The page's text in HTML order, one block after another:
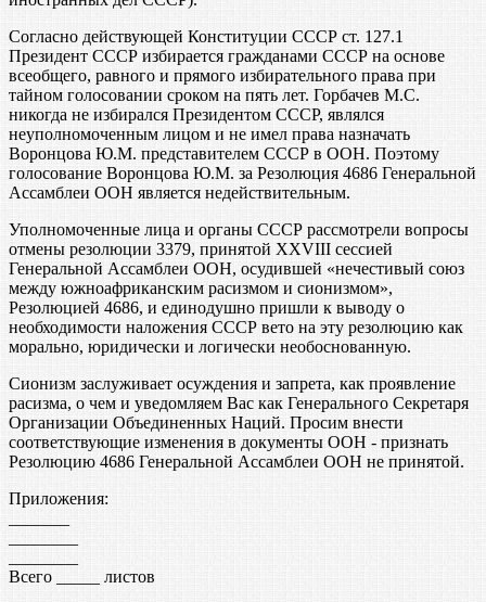
Согласно действующей Конституции СССР ст. 127.1
Президент СССР избирается гражданами СССР на основе
всеобщего, равного и прямого избирательного права при
тайном голосовании сроком на пять лет. Горбачев М.С.
никогда не избирался Президентом СССР, являлся
неуполномоченным лицом и не имел права назначать
Воронцова Ю.М. представителем СССР в ООН. Поэтому
голосование Воронцова Ю.М. за Резолюция 4686 Генеральной
Ассамблеи ООН является недействительным.
Уполномоченные лица и органы СССР рассмотрели вопросы
отмены резолюции 3379, принятой XXVIII сессией
Генеральной Ассамблеи ООН, осудившей «нечестивый союз
между южноафриканским расизмом и сионизмом»,
Резолюцией 4686, и единодушно пришли к выводу о
необходимости наложения СССР вето на эту резолюцию как
морально, юридически и логически необоснованную.
Сионизм заслуживает осуждения и запрета, как проявление
расизма, о чем и уведомляем Вас как Генерального Секретаря
Организации Объединенных Наций. Просим внести
соответствующие изменения в документы ООН - признать
Резолюцию 4686 Генеральной Ассамблеи ООН не принятой.
Приложения:
Всего _____ листов